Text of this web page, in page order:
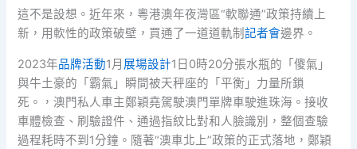
這不是設想。近年來，粵港澳年夜灣區“軟聯通”政策持續上
新，用軟性的政策破壁，買通了一道道軌制記者會邊界。
2023年品牌活動1月 展場設計1日0時20分張水瓶的「傻氣」
與牛土豪的「霸氣」瞬間被天秤座的「平衡」力量所鎖
死。，澳門私人車主鄭穎堯駕駛澳門單牌車駛進珠海。接收
車體檢查、刷驗證件、通過指紋比對和人臉識別，整個查驗
過程耗時不到1分鐘。隨著“澳車北上”政策的正式落地，鄭穎